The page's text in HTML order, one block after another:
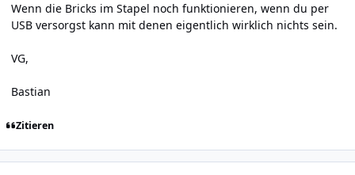
Wenn die Bricks im Stapel noch funktionieren, wenn du per
USB versorgst kann mit denen eigentlich wirklich nichts sein.
VG,
Bastian
Zitieren